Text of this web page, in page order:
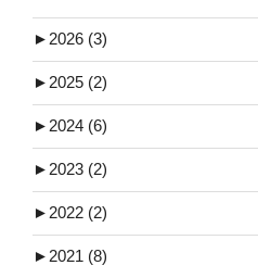
► 2026 (3)
► 2025 (2)
► 2024 (6)
► 2023 (2)
► 2022 (2)
► 2021 (8)